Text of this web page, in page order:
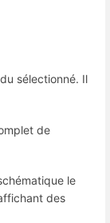
sélectionné. Il
de
le
des